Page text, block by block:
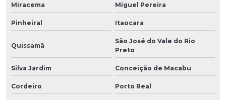
Miracema Miguel Pereira
Pinheiral Itaocara
Quissamã
São José do Vale do Rio
Preto
Silva Jardim Conceição de Macabu
Cordeiro Porto Real